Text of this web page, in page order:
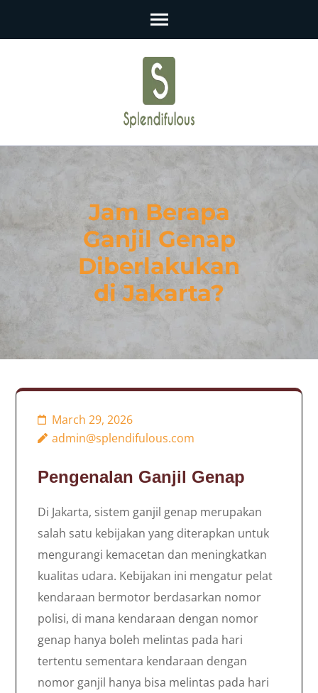
Jam Berapa
Ganjil Genap
Diberlakukan
di Jakarta?
March 29, 2026
admin@splendifulous.com
Pengenalan Ganjil Genap
Di Jakarta, sistem ganjil genap merupakan
salah satu kebijakan yang diterapkan untuk
mengurangi kemacetan dan meningkatkan
kualitas udara. Kebijakan ini mengatur pelat
kendaraan bermotor berdasarkan nomor
polisi, di mana kendaraan dengan nomor
genap hanya boleh melintas pada hari
tertentu sementara kendaraan dengan
nomor ganjil hanya bisa melintas pada hari